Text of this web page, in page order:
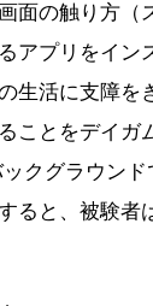
面の触り方（
アプリをイン
生活に支障を
ことをデイガ
クグラウン
ると、被験者